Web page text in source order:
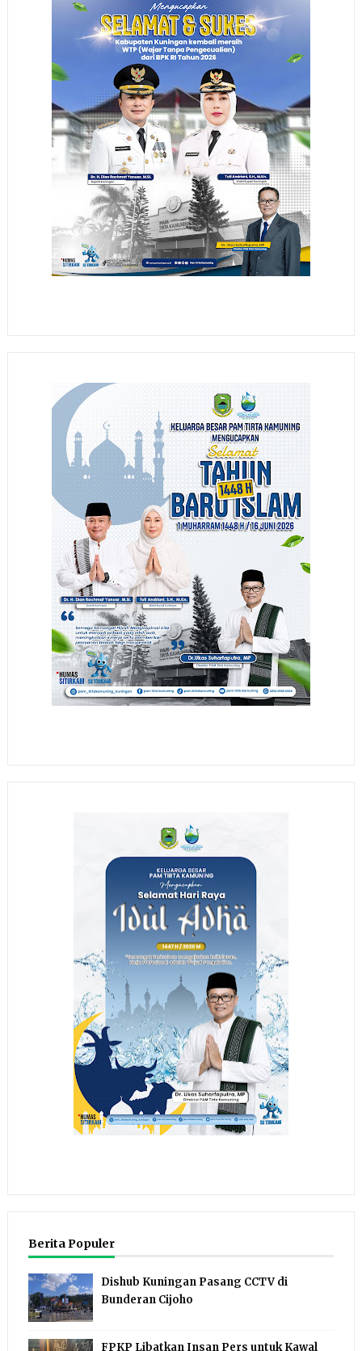
Berita Populer
Dishub Kuningan Pasang CCTV di
Bunderan Cijoho
FPKP Libatkan Insan Pers untuk Kawal